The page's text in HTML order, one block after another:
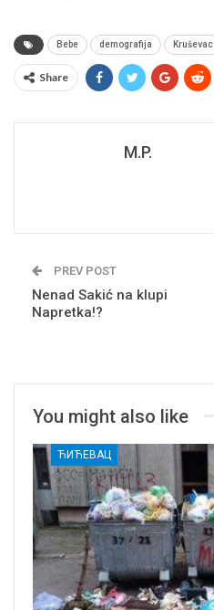
Bebe demografija Kruševac
Share
M.P.
PREV POST
Nenad Sakić na klupi
Napretka!?
You might also like
ЋИЋЕВАЦ